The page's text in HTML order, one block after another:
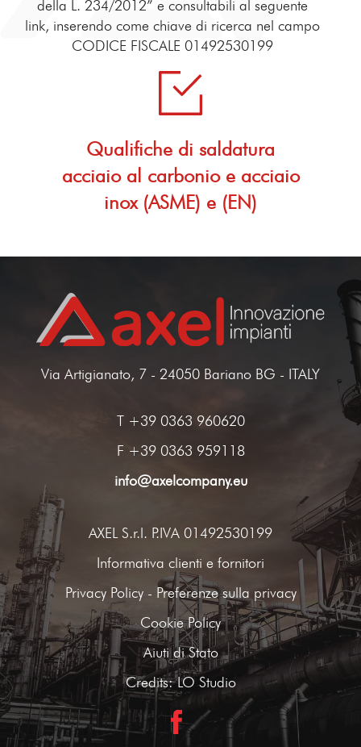
della L. 234/2012” e consultabili al seguente
link, inserendo come chiave di ricerca nel campo
CODICE FISCALE 01492530199
Qualifiche di saldatura
acciaio al carbonio e acciaio
inox (ASME) e (EN)
Via Artigianato, 7 - 24050 Bariano BG - ITALY
T +39 0363 960620
F +39 0363 959118
info@axelcompany.eu
AXEL S.r.l. P.IVA 01492530199
Informativa clienti e fornitori
Privacy Policy- Preferenze sulla privacy
Cookie Policy
Aiuti di Stato
Credits:LO Studio